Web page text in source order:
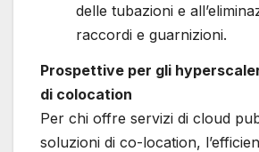
delle tubazioni e
raccordi e guarnizioni.
Prospettive per gli
di colocation
Per chi offre servizi di cloud
soluzioni di co-location,